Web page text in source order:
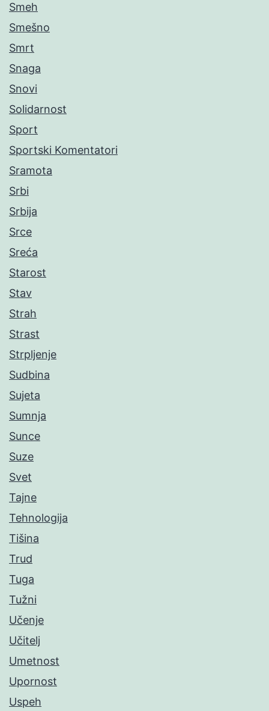
Smeh
Smešno
Smrt
Snaga
Snovi
Solidarnost
Sport
Sportski Komentatori
Sramota
Srbi
Srbija
Srce
Sreća
Starost
Stav
Strah
Strast
Strpljenje
Sudbina
Sujeta
Sumnja
Sunce
Suze
Svet
Tajne
Tehnologija
Tišina
Trud
Tuga
Tužni
Učenje
Učitelj
Umetnost
Upornost
Uspeh